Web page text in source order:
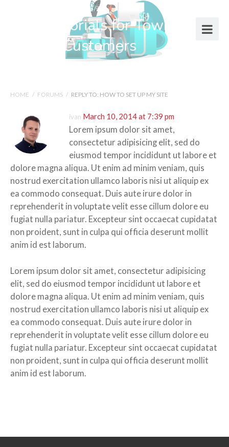
Help Tutorials for Town Web
Design Customers
HOME / FORUMS / REPLY TO: HOW TO SET UP MY SITE
ivan March 10, 2014 at 7:39 pm
Lorem ipsum dolor sit amet,
consectetur adipisicing elit, sed do
eiusmod tempor incididunt ut labore et
dolore magna aliqua. Ut enim ad minim veniam, quis
nostrud exercitation ullamco laboris nisi ut aliquip ex
ea commodo consequat. Duis aute irure dolor in
reprehenderit in voluptate velit esse cillum dolore eu
fugiat nulla pariatur. Excepteur sint occaecat cupidatat
non proident, sunt in culpa qui officia deserunt mollit
anim id est laborum.
Lorem ipsum dolor sit amet, consectetur adipisicing
elit, sed do eiusmod tempor incididunt ut labore et
dolore magna aliqua. Ut enim ad minim veniam, quis
nostrud exercitation ullamco laboris nisi ut aliquip ex
ea commodo consequat. Duis aute irure dolor in
reprehenderit in voluptate velit esse cillum dolore eu
fugiat nulla pariatur. Excepteur sint occaecat cupidatat
non proident, sunt in culpa qui officia deserunt mollit
anim id est laborum.